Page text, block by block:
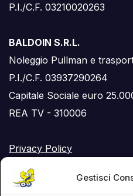
Gestisci
P.I./C.F. 03210020263
BALDOIN S.R.L.
Noleggio Pullman e
P.I./C.F. 03937290264
Capitale Sociale euro
REA TV - 310006
Privacy Policy
Cookie Policy (UE)
RSS Feed